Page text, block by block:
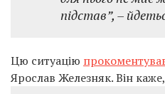
підстав”, –
Цю ситуацію
Ярослав Железняк. Він